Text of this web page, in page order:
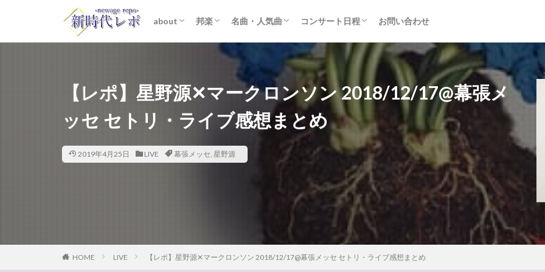
about
ライター紹介
プライバシーポリシー
免責事項
邦楽
STARTO ENTERTAINMENT (旧ジャニーズ)
女性アイドル
K-POP
洋楽
名曲・人気曲
おすすめアルバム
歌詞考察
コンサート日程
セトリ・まとめ
ライブレポ
カード枠
お問い合わせ
【レポ】星野源✕マークロンソン 2018/12/17@幕張メ
ッセ セトリ・ライブ感想まとめ
2019年4月25日 LIVE 幕張メッセ, 星野源
HOME LIVE 【レポ】星野源✕マークロンソン 2018/12/17@幕張メッセ セトリ・ライブ感想まとめ